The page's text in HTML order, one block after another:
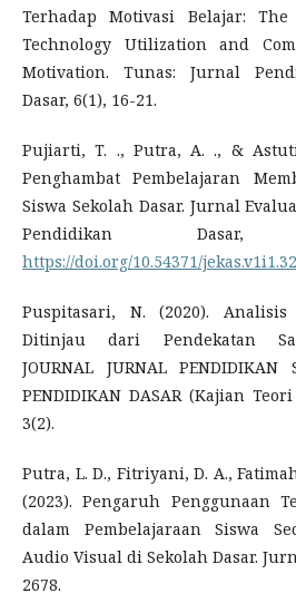
Terhadap Motivasi Belajar:
Technology Utilization and
Motivation. Tunas: Jurnal
Dasar, 6(1), 16-21.
Pujiarti, T. ., Putra, A. ., &
Penghambat Pembelajaran
Siswa Sekolah Dasar. Jurnal
Pendidikan
https://doi.org/10.54371/
Puspitasari, N. (2020).
Ditinjau dari Pendekatan
JOURNAL JURNAL PENDIDIKAN
PENDIDIKAN DASAR (Kajian
3(2).
Putra, L. D., Fitriyani, D. A.,
(2023). Pengaruh Penggunaan
dalam Pembelajaraan Siswa
Audio Visual di Sekolah Dasar.
2678.